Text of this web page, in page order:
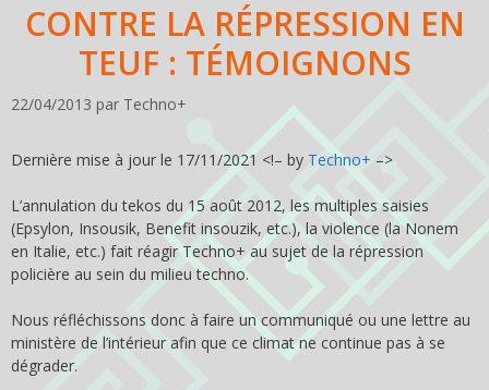
CONTRE LA RÉPRESSION EN
TEUF : TÉMOIGNONS
22/04/2013 par Techno+
Dernière mise à jour le 17/11/2021 <!– by Techno+ –>
L’annulation du tekos du 15 août 2012, les multiples saisies
(Epsylon, Insousik, Benefit insouzik, etc.), la violence (la Nonem
en Italie, etc.) fait réagir Techno+ au sujet de la répression
policière au sein du milieu techno.
Nous réfléchissons donc à faire un communiqué ou une lettre au
ministère de l’intérieur afin que ce climat ne continue pas à se
dégrader.